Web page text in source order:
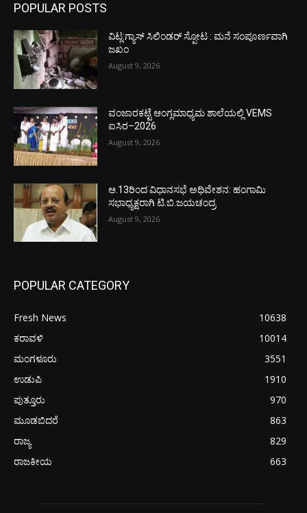
POPULAR POSTS
ವಿಟ್ಲ:ಗ್ಯಾಸ್ ಸಿಲಿಂಡರ್ ಸ್ಪೋಟ : ಮನೆ ಸಂಪೂರ್ಣವಾಗಿ
ಜಖಂ
August 9, 2026
ವಂಜಾರಕಟ್ಟೆ ಆಂಗ್ಲಮಾಧ್ಯಮ ಶಾಲೆಯಲ್ಲಿ VEMS
ಐಸಿರ–2026
August 9, 2026
ಆ.13ರಿಂದ ವಿಧಾನಸಭೆ ಅಧಿವೇಶನ: ಹಂಗಾಮಿ
ಸಭಾಧ್ಯಕ್ಷರಾಗಿ ಟಿ.ಬಿ.ಜಯಚಂದ್ರ
August 9, 2026
POPULAR CATEGORY
Fresh News
10638
ಕರಾವಳಿ
10014
ಮಂಗಳೂರು
3551
ಉಡುಪಿ
1910
ಪುತ್ತೂರು
970
ಮೂಡಬಿದರೆ
863
ರಾಜ್ಯ
829
ರಾಜಕೀಯ
663